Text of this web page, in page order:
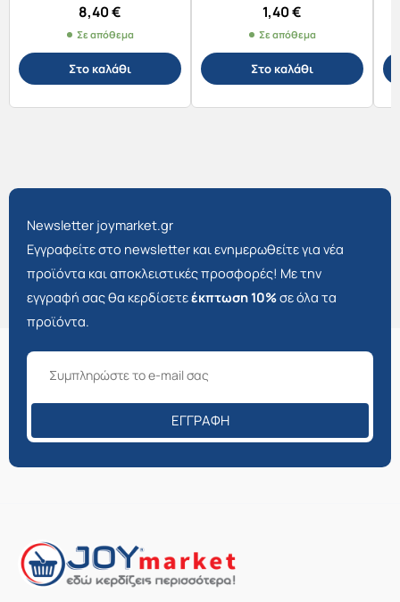
8,40€
Σε απόθεμα
Στο καλάθι
1,40€
Σε απόθεμα
Στο καλάθι
Newsletter joymarket.gr
Εγγραφείτε στο newsletter και ενημερωθείτε για νέα
προϊόντα και αποκλειστικές προσφορές! Με την
εγγραφή σας θα κερδίσετεέκπτωση 10%σε όλα τα
προϊόντα.
ΕΓΓΡΑΦΉ